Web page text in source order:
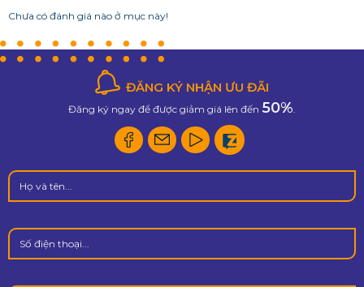
Chưa có đánh giá nào ở mục này!
ĐĂNG KÝ NHẬN ƯU ĐÃI
Đăng ký ngay để được giảm giá lên đến 50%